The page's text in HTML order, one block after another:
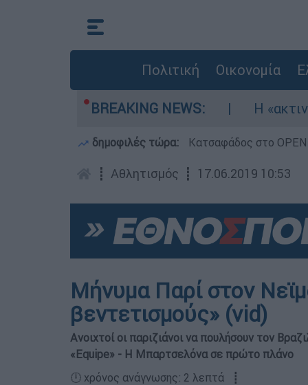
Πολιτική Οικονομία
BREAKING NEWS:
τρία αεροσκάφη Η
δημοφιλές τώρα: Κατσαφάδος στο
┋ Αθλητισμός ┋ 17.06.2019 10:53
Μήνυμα Παρί στον
βεντετισμούς» (vid)
Ανοιχτοί οι παριζιάνοι να πουλήσουν τον
«Equipe» - Η Μπαρτσελόνα σε πρώτο πλάνο
🕛 χρόνος ανάγνωσης: 2 λεπτά ┋